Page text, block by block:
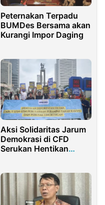
Peternakan Terpadu
BUMDes Bersama akan
Kurangi Impor Daging
Aksi Solidaritas Jarum
Demokrasi di CFD
Serukan Hentikan